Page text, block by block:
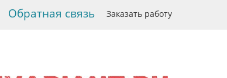
Заказать работу
Обратная связь